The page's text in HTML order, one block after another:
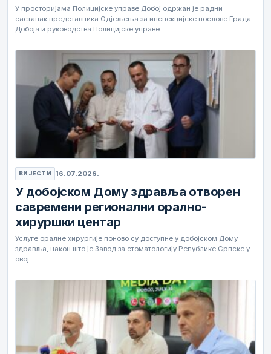
У просторијама Полицијске управе Добој одржан је радни
састанак представника Одјељења за инспекцијске послове Града
Добоја и руководства Полицијске управе…
ВИЈЕСТИ 16.07.2026.
У добојском Дому здравља отворен
савремени регионални орално-
хируршки центар
Услуге оралне хирургије поново су доступне у добојском Дому
здравља, након што је Завод за стоматологију Републике Српске у
овој…